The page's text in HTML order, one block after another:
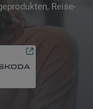
Reise-